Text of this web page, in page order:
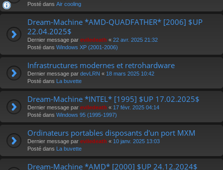
Posté dans Air cooling
Dream-Machine *AMD-QUADFATHER* [2006] $UP
22.04.2025$
Dernier message par eviledeath « 22 avr. 2025 21:32
Posté dans Windows XP (2001-2006)
Infrastructures modernes et retrohardware
Dernier message par devLRN « 18 mars 2025 10:42
Posté dans La buvette
Dream-Machine *INTEL* [1995] $UP 17.02.2025$
Dernier message par eviledeath « 17 févr. 2025 04:14
Posté dans Windows 95 (1995-1997)
Ordinateurs portables disposants d'un port MXM
Dernier message par eviledeath « 10 janv. 2025 13:03
Posté dans La buvette
Dream-Machine *AMD* [2000] $UP 24.12.2024$